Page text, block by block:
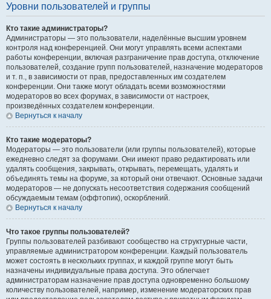
Уровни пользователей и группы
Кто такие администраторы?
Администраторы — это пользователи, наделённые высшим уровнем
контроля над конференцией. Они могут управлять всеми аспектами
работы конференции, включая разграничение прав доступа, отключение
пользователей, создание групп пользователей, назначение модераторов
и т. п., в зависимости от прав, предоставленных им создателем
конференции. Они также могут обладать всеми возможностями
модераторов во всех форумах, в зависимости от настроек,
произведённых создателем конференции.
Вернуться к началу
Кто такие модераторы?
Модераторы — это пользователи (или группы пользователей), которые
ежедневно следят за форумами. Они имеют право редактировать или
удалять сообщения, закрывать, открывать, перемещать, удалять и
объединять темы на форуме, за который они отвечают. Основные задачи
модераторов — не допускать несоответствия содержания сообщений
обсуждаемым темам (оффтопик), оскорблений.
Вернуться к началу
Что такое группы пользователей?
Группы пользователей разбивают сообщество на структурные части,
управляемые администратором конференции. Каждый пользователь
может состоять в нескольких группах, и каждой группе могут быть
назначены индивидуальные права доступа. Это облегчает
администраторам назначение прав доступа одновременно большому
количеству пользователей, например, изменение модераторских прав